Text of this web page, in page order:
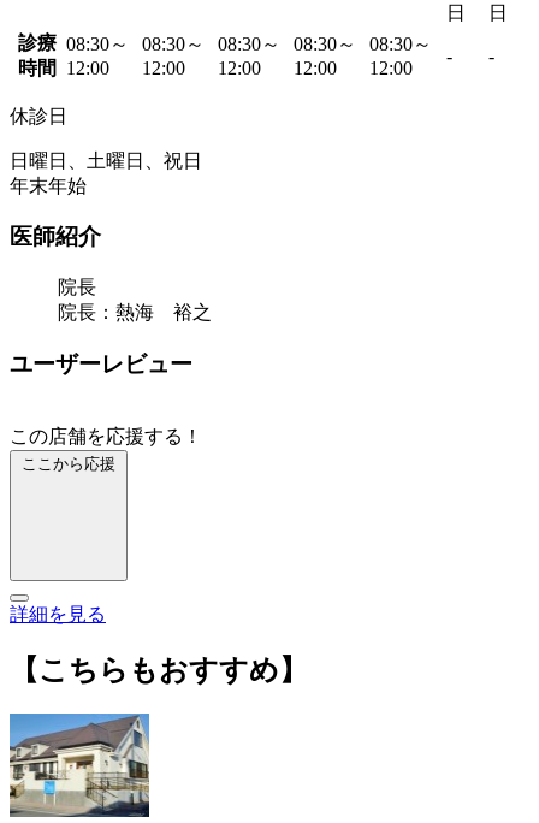
日
日
診療
時間
08:30～
12:00
08:30～
12:00
08:30～
12:00
08:30～
12:00
08:30～
12:00
- -
休診日
日曜日、土曜日、祝日
年末年始
医師紹介
院長
院長：熱海 裕之
ユーザーレビュー
この店舗を応援する！
ここから応援
詳細を見る
【こちらもおすすめ】